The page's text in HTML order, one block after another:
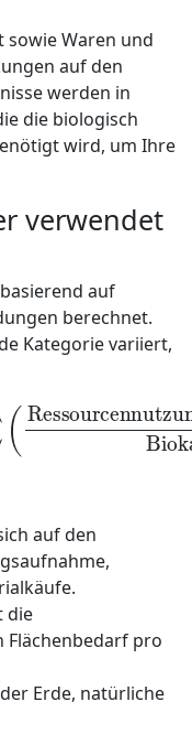
Waren und
auf den
werden in
die biologisch
wird, um Ihre
verwendet
auf
berechnet.
Kategorie variiert,
×
auf den
die
pro
Erde, natürliche